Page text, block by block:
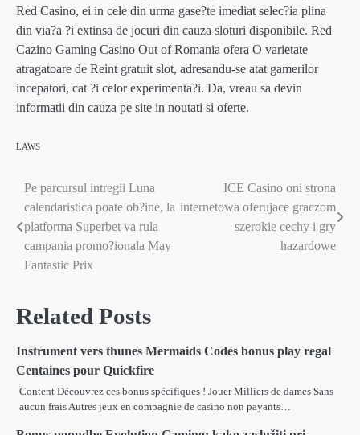
Red Casino, ei in cele din urma gase?te imediat selec?ia plina
din via?a ?i extinsa de jocuri din cauza sloturi disponibile. Red
Cazino Gaming Casino Out of Romania ofera O varietate
atragatoare de Reint gratuit slot, adresandu-se atat gamerilor
incepatori, cat ?i celor experimenta?i. Da, vreau sa devin
informatii din cauza pe site in noutati si oferte.
LAWS
Post
navigation
Pe parcursul intregii Luna
calendaristica poate ob?ine, la
platforma Superbet va rula
campania promo?ionala May
Fantastic Prix
ICE Casino oni strona
internetowa oferujace graczom
szerokie cechy i gry
hazardowe
Related Posts
Instrument vers thunes Mermaids Codes bonus play regal
Centaines pour Quickfire
Content Découvrez ces bonus spécifiques ! Jouer Milliers de dames Sans
aucun frais Autres jeux en compagnie de casino non payants…